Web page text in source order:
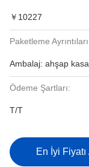
￥10227
Paketleme
Ambalaj: ahşap
Ödeme Şartları:
T/T
En İyi Fiyatı